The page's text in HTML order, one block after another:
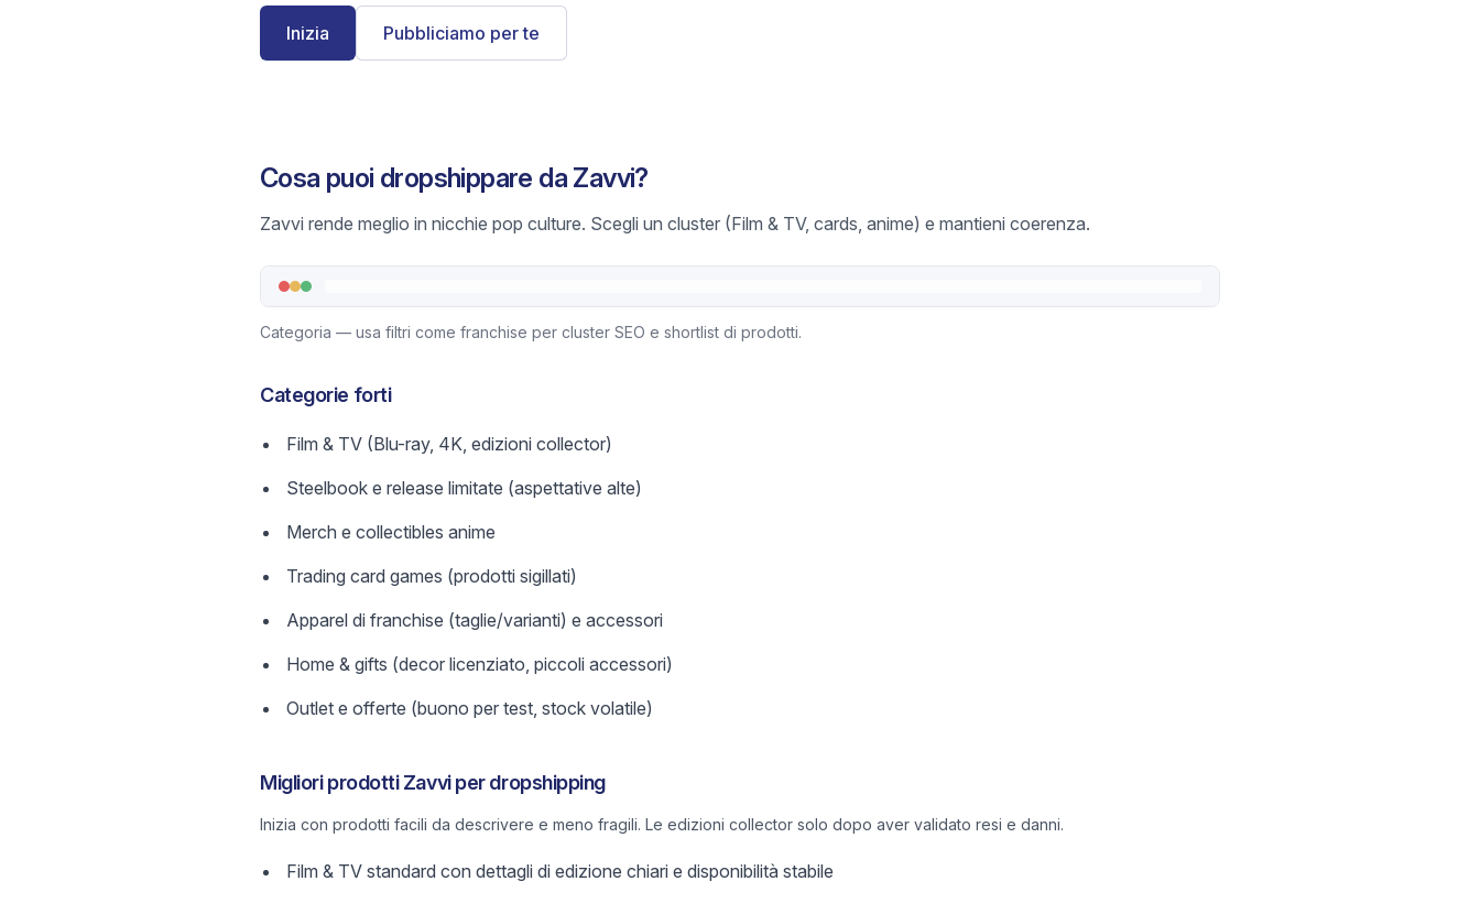
Inizia Pubbliciamo per te
Cosa puoi dropshippare da Zavvi?
Zavvi rende meglio in nicchie pop culture. Scegli un cluster (Film & TV, cards, anime) e mantieni coerenza.
Categoria — usa filtri come franchise per cluster SEO e shortlist di prodotti.
Categorie forti
Film & TV (Blu-ray, 4K, edizioni collector)
Steelbook e release limitate (aspettative alte)
Merch e collectibles anime
Trading card games (prodotti sigillati)
Apparel di franchise (taglie/varianti) e accessori
Home & gifts (decor licenziato, piccoli accessori)
Outlet e offerte (buono per test, stock volatile)
Migliori prodotti Zavvi per dropshipping
Inizia con prodotti facili da descrivere e meno fragili. Le edizioni collector solo dopo aver validato resi e danni.
Film & TV standard con dettagli di edizione chiari e disponibilità stabile